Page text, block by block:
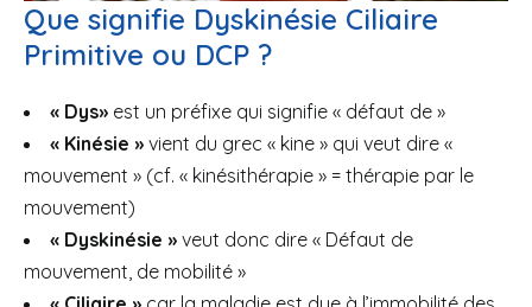
Que signifie Dyskinésie Ciliaire
Primitive ou DCP ?
« Dys» est un préfixe qui signifie « défaut de »
« Kinésie » vient du grec « kine » qui veut dire «
mouvement » (cf. « kinésithérapie » = thérapie par le
mouvement)
« Dyskinésie » veut donc dire « Défaut de
mouvement, de mobilité »